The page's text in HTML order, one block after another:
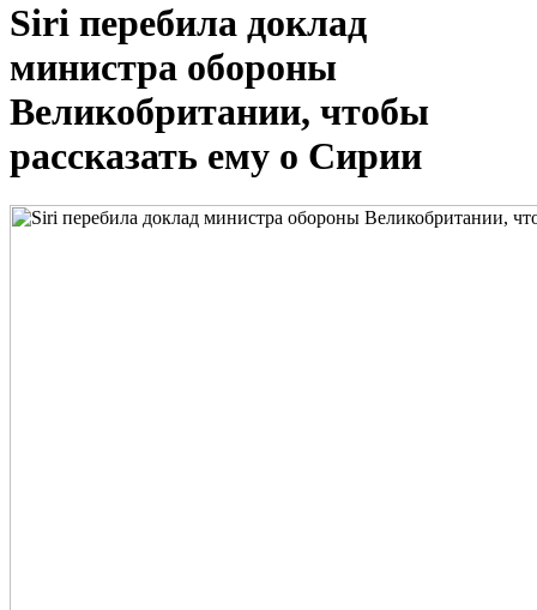
Siri перебила доклад
министра обороны
Великобритании, чтобы
рассказать ему о Сирии